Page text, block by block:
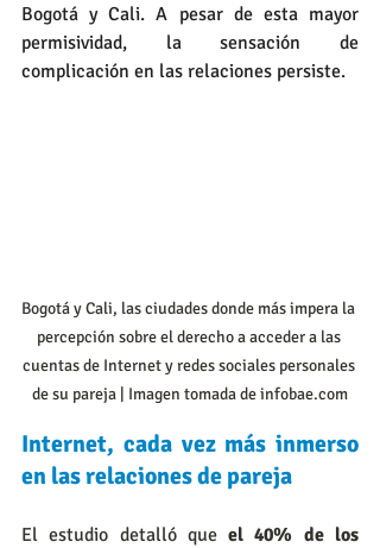
Bogotá y Cali. A pesar de esta mayor
permisividad, la sensación de
complicación en las relaciones persiste.
Bogotá y Cali, las ciudades donde más impera la
percepción sobre el derecho a acceder a las
cuentas de Internet y redes sociales personales
de su pareja | Imagen tomada de infobae.com
Internet, cada vez más inmerso
en las relaciones de pareja
El estudio detalló que el 40% de los